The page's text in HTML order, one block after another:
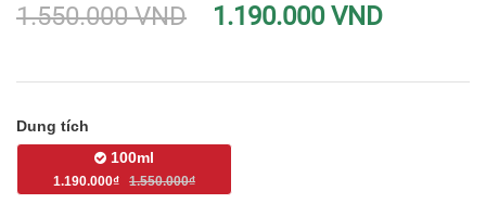
1.550.000 VND 1.190.000 VND
Dung tích
100ml
1.190.000₫ 1.550.000₫